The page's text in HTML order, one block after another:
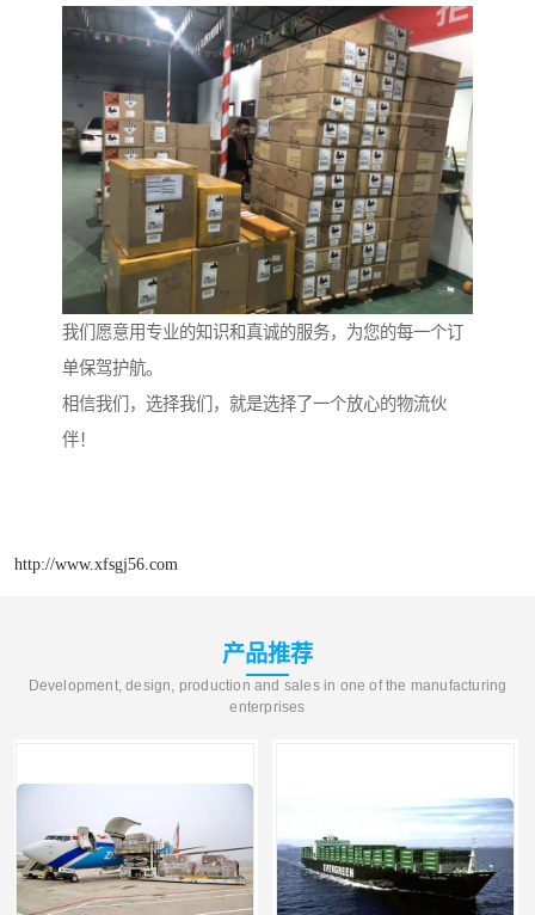
我们愿意用专业的知识和真诚的服务，为您的每一个订
单保驾护航。
相信我们，选择我们，就是选择了一个放心的物流伙
伴！
http://www.xfsgj56.com
产品推荐
Development, design, production and sales in one of the manufacturing
enterprises